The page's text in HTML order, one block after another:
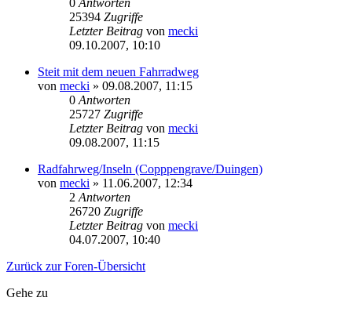
0 Antworten
25394 Zugriffe
Letzter Beitrag von mecki
09.10.2007, 10:10
Steit mit dem neuen Fahrradweg
von mecki » 09.08.2007, 11:15
0 Antworten
25727 Zugriffe
Letzter Beitrag von mecki
09.08.2007, 11:15
Radfahrweg/Inseln (Copppengrave/Duingen)
von mecki » 11.06.2007, 12:34
2 Antworten
26720 Zugriffe
Letzter Beitrag von mecki
04.07.2007, 10:40
Zurück zur Foren-Übersicht
Gehe zu